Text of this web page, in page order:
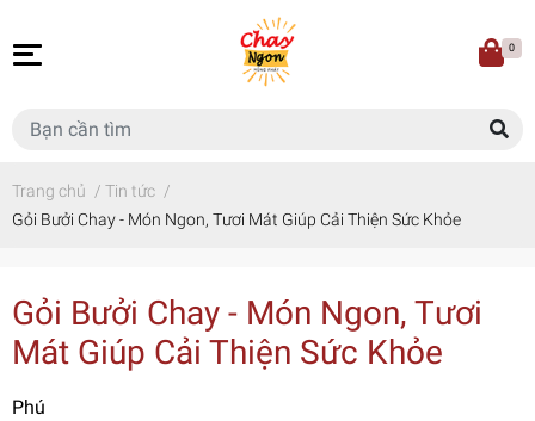
0
Trang chủ / Tin tức /
Gỏi Bưởi Chay - Món Ngon, Tươi Mát Giúp Cải Thiện Sức Khỏe
Gỏi Bưởi Chay - Món Ngon, Tươi
Mát Giúp Cải Thiện Sức Khỏe
Phú